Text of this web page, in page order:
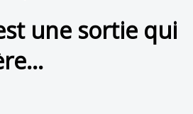
une sortie qui